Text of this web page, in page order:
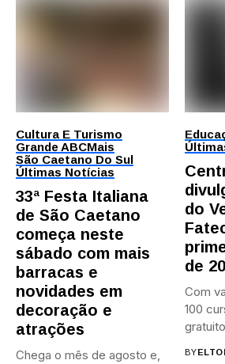
Cultura E Turismo
Grande ABCMais
São Caetano Do Sul
Últimas Notícias
33ª Festa Italiana
de São Caetano
começa neste
sábado com mais
barracas e
novidades em
decoração e
atrações
Chega o mês de agosto e,
do
de
Com
100
BY